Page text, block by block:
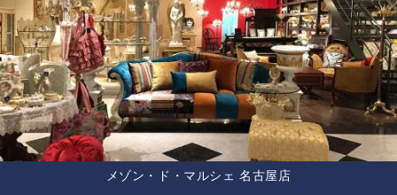
メゾン・ド・マルシェ 名古屋店